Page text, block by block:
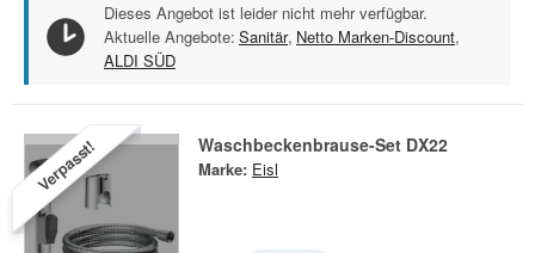
Dieses Angebot ist leider nicht mehr verfügbar.
Aktuelle Angebote: Sanitär, Netto Marken-Discount,
ALDI SÜD
Verpasst! Waschbeckenbrause-Set DX22
Marke: Eisl